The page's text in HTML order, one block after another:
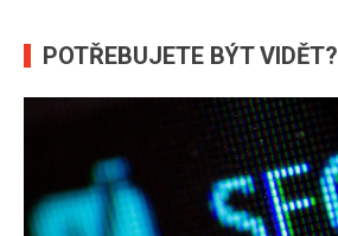
POTŘEBUJETE BÝT VIDĚT?